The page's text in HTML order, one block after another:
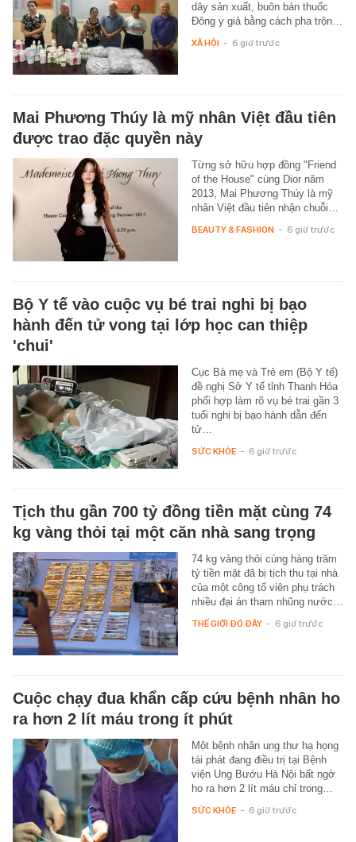
dây sản xuất, buôn bán thuốc
Đông y giả bằng cách pha trộn…
XÃ HỘI - 6 giờ trước
Mai Phương Thúy là mỹ nhân Việt đầu tiên
được trao đặc quyền này
Từng sở hữu hợp đồng "Friend
of the House" cùng Dior năm
2013, Mai Phương Thúy là mỹ
nhân Việt đầu tiên nhận chuỗi…
BEAUTY & FASHION - 6 giờ trước
Bộ Y tế vào cuộc vụ bé trai nghi bị bạo
hành đến tử vong tại lớp học can thiệp
'chui'
Cục Bà mẹ và Trẻ em (Bộ Y tế)
đề nghị Sở Y tế tỉnh Thanh Hóa
phối hợp làm rõ vụ bé trai gần 3
tuổi nghi bị bạo hành dẫn đến
tử…
SỨC KHỎE - 6 giờ trước
Tịch thu gần 700 tỷ đồng tiền mặt cùng 74
kg vàng thỏi tại một căn nhà sang trọng
74 kg vàng thỏi cùng hàng trăm
tỷ tiền mặt đã bị tịch thu tại nhà
của một công tố viên phụ trách
nhiều đại án tham nhũng nước…
THẾ GIỚI ĐÓ ĐÂY - 6 giờ trước
Cuộc chạy đua khẩn cấp cứu bệnh nhân ho
ra hơn 2 lít máu trong ít phút
Một bệnh nhân ung thư hạ họng
tái phát đang điều trị tại Bệnh
viện Ung Bướu Hà Nội bất ngờ
ho ra hơn 2 lít máu chỉ trong…
SỨC KHỎE - 6 giờ trước